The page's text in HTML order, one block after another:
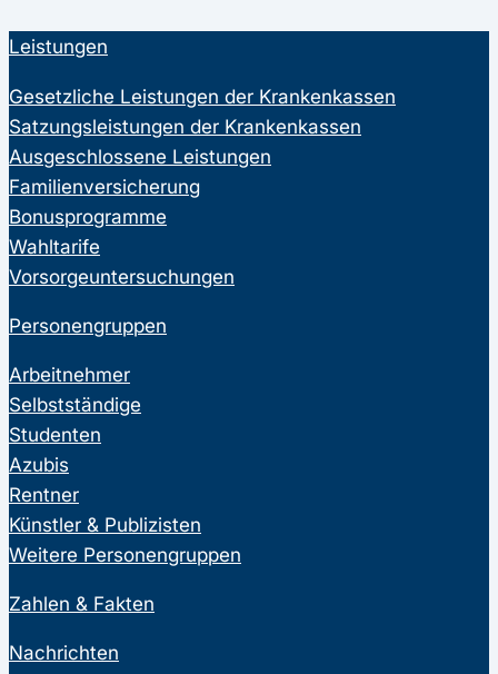
Leistungen
Gesetzliche Leistungen der Krankenkassen
Satzungsleistungen der Krankenkassen
Ausgeschlossene Leistungen
Familienversicherung
Bonusprogramme
Wahltarife
Vorsorgeuntersuchungen
Personengruppen
Arbeitnehmer
Selbstständige
Studenten
Azubis
Rentner
Künstler & Publizisten
Weitere Personengruppen
Zahlen & Fakten
Nachrichten